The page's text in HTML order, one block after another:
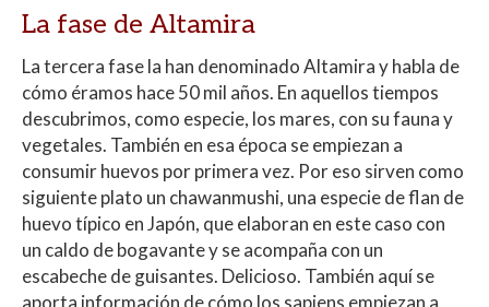
La fase de Altamira
La tercera fase la han denominado Altamira y habla de
cómo éramos hace 50 mil años. En aquellos tiempos
descubrimos, como especie, los mares, con su fauna y
vegetales. También en esa época se empiezan a
consumir huevos por primera vez. Por eso sirven como
siguiente plato un chawanmushi, una especie de flan de
huevo típico en Japón, que elaboran en este caso con
un caldo de bogavante y se acompaña con un
escabeche de guisantes. Delicioso. También aquí se
aporta información de cómo los sapiens empiezan a